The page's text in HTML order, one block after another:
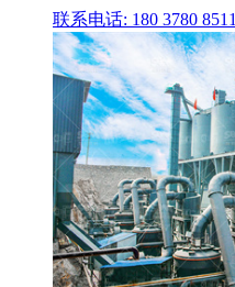
联系电话: 180 3780 8511